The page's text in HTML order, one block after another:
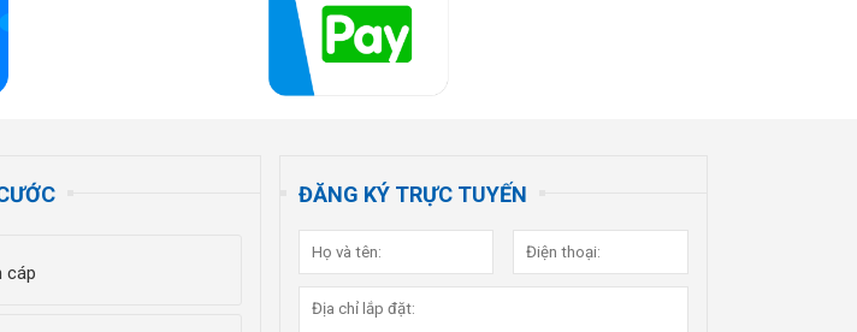
cáp
ĐĂNG KÝ TRỰC TUYẾN